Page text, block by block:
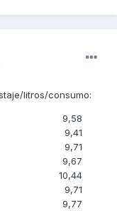
litros/consumo:
9,58
9,41
9,71
9,67
10,44
9,71
9,77